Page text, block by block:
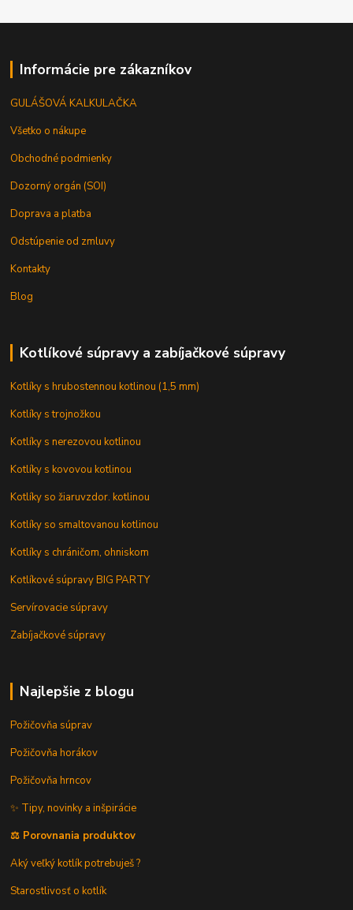
Informácie pre zákazníkov
GULÁŠOVÁ KALKULAČKA
Všetko o nákupe
Obchodné podmienky
Dozorný orgán (SOI)
Doprava a platba
Odstúpenie od zmluvy
Kontakty
Blog
Kotlíkové súpravy a zabíjačkové súpravy
Kotlíky s hrubostennou kotlinou (1,5 mm)
Kotlíky s trojnožkou
Kotlíky s nerezovou kotlinou
Kotlíky s kovovou kotlinou
Kotlíky so žiaruvzdor. kotlinou
Kotlíky so smaltovanou kotlinou
Kotlíky s chráničom, ohniskom
Kotlíkové súpravy BIG PARTY
Servírovacie súpravy
Zabíjačkové súpravy
Najlepšie z blogu
Požičovňa súprav
Požičovňa horákov
Požičovňa hrncov
✨ Tipy, novinky a inšpirácie
⚖️ Porovnania produktov
Aký veľký kotlík potrebuješ ?
Starostlivosť o kotlík